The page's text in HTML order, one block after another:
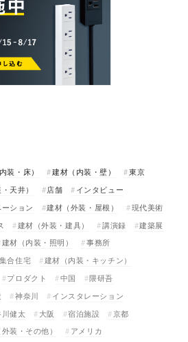
装・床） 建材（内装・壁）
東京
天井） 店舗
インタビュー
ション 建材（外装・屋根）
現代美術
建材（外装・建具） 講演録
建築展
建材（内装・照明）
事務所
集合住宅
建材（内装・キッチン）
プロダクト 中国
隈研吾
神奈川
インスタレーション
健太 大阪 宿泊施設
京都
装・その他）
アメリカ